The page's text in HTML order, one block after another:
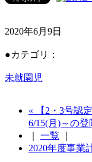
2020年6月9日
●カテゴリ：
未就園児
« 【2・3号認
6/15(月)～の
一覧
2020年度事業